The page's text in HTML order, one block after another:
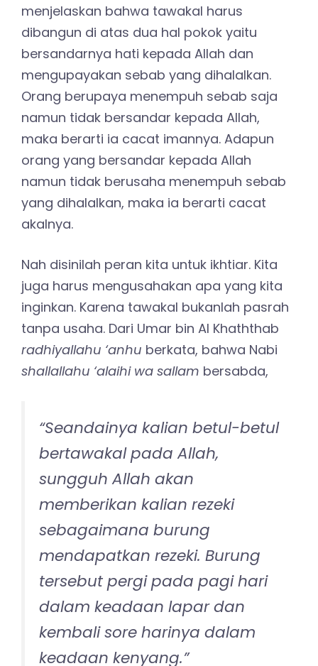
menjelaskan bahwa tawakal harus
dibangun di atas dua hal pokok yaitu
bersandarnya hati kepada Allah dan
mengupayakan sebab yang dihalalkan.
Orang berupaya menempuh sebab saja
namun tidak bersandar kepada Allah,
maka berarti ia cacat imannya. Adapun
orang yang bersandar kepada Allah
namun tidak berusaha menempuh sebab
yang dihalalkan, maka ia berarti cacat
akalnya.
Nah disinilah peran kita untuk ikhtiar. Kita
juga harus mengusahakan apa yang kita
inginkan. Karena tawakal bukanlah pasrah
tanpa usaha. Dari Umar bin Al Khaththab
radhiyallahu ‘anhu berkata, bahwa Nabi
shallallahu ‘alaihi wa sallam bersabda,
“Seandainya kalian betul-betul
bertawakal pada Allah,
sungguh Allah akan
memberikan kalian rezeki
sebagaimana burung
mendapatkan rezeki. Burung
tersebut pergi pada pagi hari
dalam keadaan lapar dan
kembali sore harinya dalam
keadaan kenyang.”